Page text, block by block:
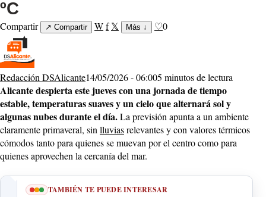
ºC
Compartir ↗ Compartir Wf 𝕏 Más ↓ ♡0
Redacción DSAlicante14/05/2026 - 06:005 minutos de lectura
Alicante despierta este jueves con una jornada de tiempo
estable, temperaturas suaves y un cielo que alternará sol y
algunas nubes durante el día.La previsión apunta a un ambiente
claramente primaveral, sinlluviasrelevantes y con valores térmicos
cómodos tanto para quienes se muevan por el centro como para
quienes aprovechen la cercanía del mar.
TAMBIÉN TE PUEDE INTERESAR